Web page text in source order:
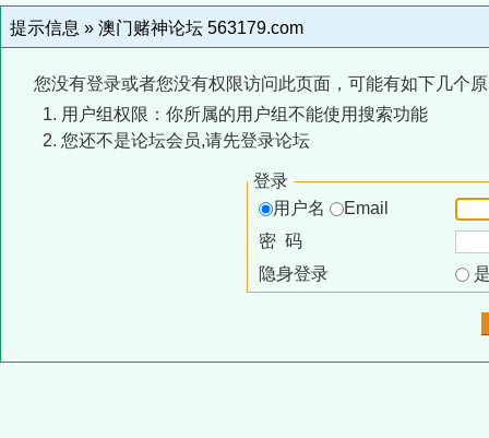
提示信息 » 澳门赌神论坛 563179.com
您没有登录或者您没有权限访问此页面，可能有如下几个
用户组权限：你所属的用户组不能使用搜索功能
您还不是论坛会员,请先登录论坛
登录
用户名
Email
密 码
隐身登录